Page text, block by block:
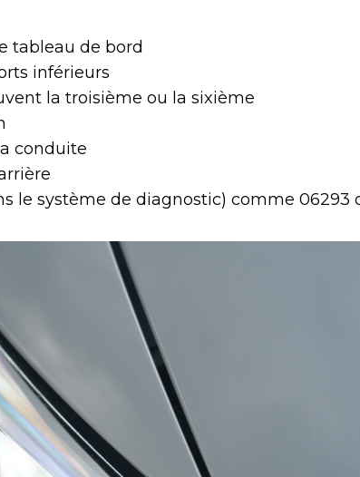
tableau de bord
inférieurs
la troisième ou la sixième
conduite
le système de diagnostic) comme 06293